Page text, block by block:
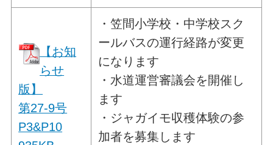
【お知
らせ
版】
第27-9号
P3&P10
・笠間小学校・中学校スク
ールバスの運行経路が変更
になります
・水道運営審議会を開催し
ます
・ジャガイモ収穫体験の参
加者を募集します